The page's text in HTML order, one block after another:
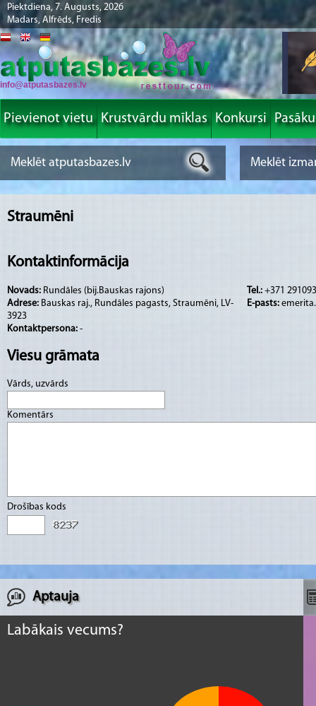
Piektdiena, 7. Augusts, 2026
Madars, Alfrēds, Fredis
info@atputasbazes.lv
Pievienot vietu Krustvārdu mīklas Konkursi
Straumēni
Kontaktinformācija
Novads: Rundāles (bij.Bauskas rajons)
Adrese: Bauskas raj., Rundāles pagasts, Straumēni, LV-
3923
Kontaktpersona: -
Tel.: +371
E-pasts:
Viesu grāmata
Vārds, uzvārds
Komentārs
Drošības kods
Aptauja
Labākais vecums?